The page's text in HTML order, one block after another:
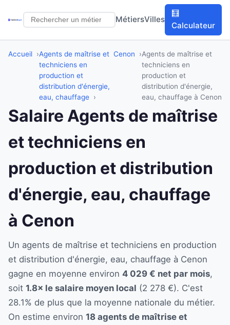
MétiersVilles
🧮
Calculateur
Accueil
Agents de maîtrise et
techniciens en
production et
distribution d'énergie,
eau, chauffage
Cenon
Agents de maîtrise et
techniciens en
production et
distribution d'énergie,
eau, chauffage à Cenon
Salaire Agents de maîtrise
et techniciens en
production et distribution
d'énergie, eau, chauffage
à Cenon
Un agents de maîtrise et techniciens en production
et distribution d'énergie, eau, chauffage à Cenon
gagne en moyenne environ 4 029 € net par mois,
soit 1.8× le salaire moyen local (2 278 €). C'est
28.1% de plus que la moyenne nationale du métier.
On estime environ 18 agents de maîtrise et